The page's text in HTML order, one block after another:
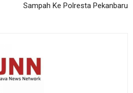
Sampah Ke Polresta Pekanbaru